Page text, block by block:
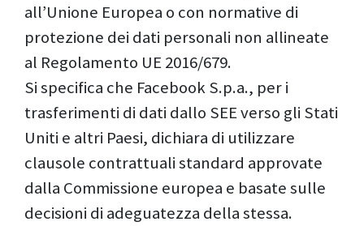
all’Unione Europea o con normative di
protezione dei dati personali non allineate
al Regolamento UE 2016/679.
Si specifica che Facebook S.p.a., per i
trasferimenti di dati dallo SEE verso gli Stati
Uniti e altri Paesi, dichiara di utilizzare
clausole contrattuali standard approvate
dalla Commissione europea e basate sulle
decisioni di adeguatezza della stessa.